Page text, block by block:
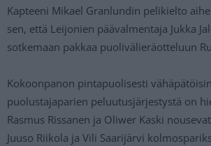
Kapteeni Mikael Granlundin pelikielto
sen, että Leijonien päävalmentaja Jukka
sotkemaan pakkaa puolivälieräotteluun
Kokoonpanon pintapuolisesti
puolustajaparien peluutusjärjestystä on
Rasmus Rissanen ja Oliwer Kaski
Juuso Riikola ja Vili Saarijärvi